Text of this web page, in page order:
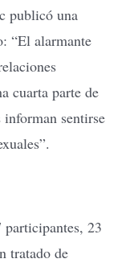
publicó una
“El alarmante
cuarta parte de
sentirse
23
tratado de